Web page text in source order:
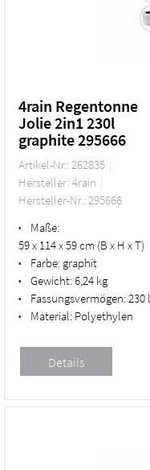
4rain Regentonne
Jolie 2in1 230l
graphite 295666
Artikel-Nr.: 262835
Hersteller: 4rain
Hersteller-Nr.: 295666
•
Maße:
59 x 114 x 59 cm (B x H x T)
• Farbe: graphit
• Gewicht:6,24 kg
• Fassungsvermögen:230 l
• Material: Polyethylen